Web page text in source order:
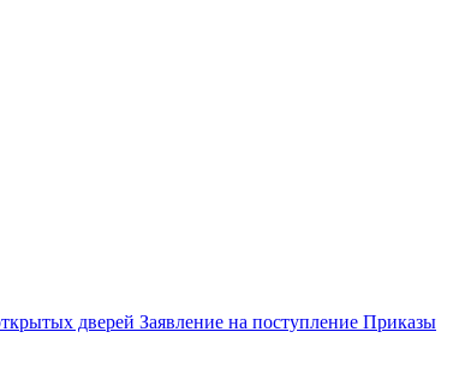
дверей Заявление на поступление Приказы